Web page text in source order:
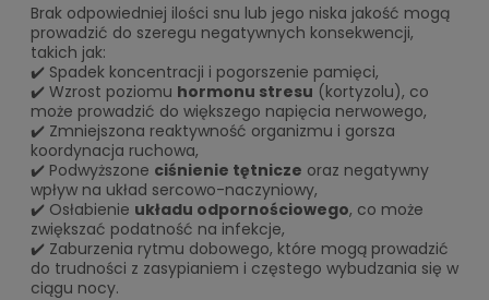
Brak odpowiedniej ilości snu lub jego niska jakość mogą
prowadzić do szeregu negatywnych konsekwencji,
takich jak:
✔️ Spadek koncentracji i pogorszenie pamięci,
✔️ Wzrost poziomu hormonu stresu (kortyzolu), co
może prowadzić do większego napięcia nerwowego,
✔️ Zmniejszona reaktywność organizmu i gorsza
koordynacja ruchowa,
✔️ Podwyższone ciśnienie tętnicze oraz negatywny
wpływ na układ sercowo-naczyniowy,
✔️ Osłabienie układu odpornościowego, co może
zwiększać podatność na infekcje,
✔️ Zaburzenia rytmu dobowego, które mogą prowadzić
do trudności z zasypianiem i częstego wybudzania się w
ciągu nocy.